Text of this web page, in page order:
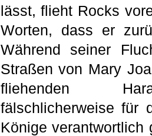
lässt, flieht Rocks
Worten, dass er
Während seiner
Straßen von Mary
fliehenden
fälschlicherweise für
Könige verantwortlich